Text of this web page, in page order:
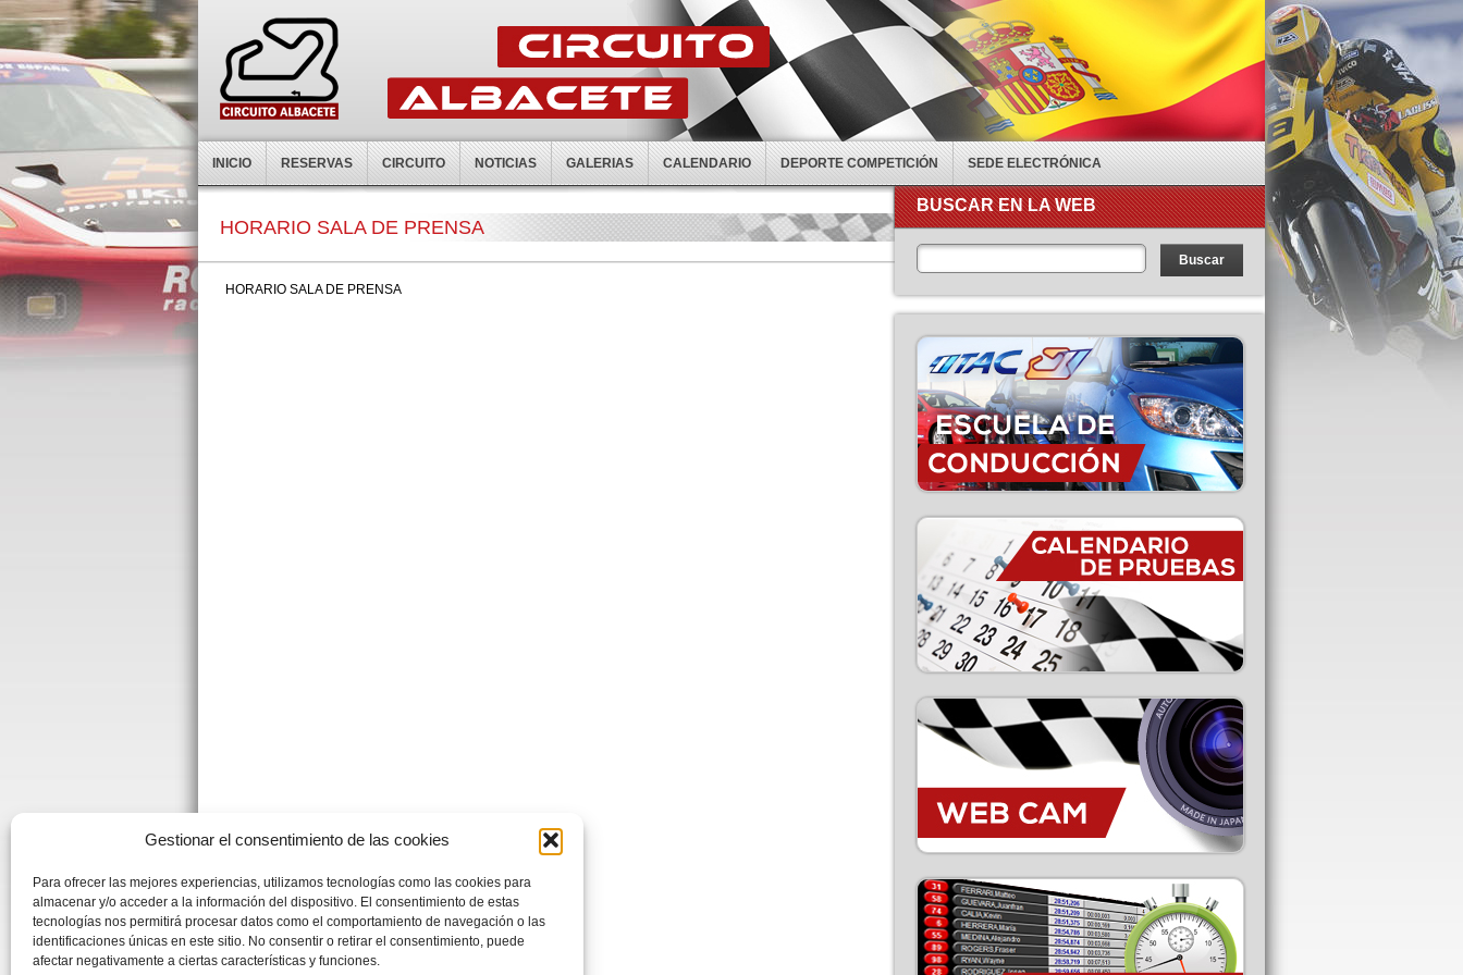
Gestionar el consentimiento de las cookies
Para ofrecer las mejores experiencias, utilizamos tecnologías como las cookies para
almacenar y/o acceder a la información del dispositivo. El consentimiento de estas
tecnologías nos permitirá procesar datos como el comportamiento de navegación o las
identificaciones únicas en este sitio. No consentir o retirar el consentimiento, puede
afectar negativamente a ciertas características y funciones.
INICIO RESERVAS CIRCUITO NOTICIAS GALERIAS CALENDARIO DEPORTE COMPETICIÓN SEDE ELECTRÓNICA
HORARIO SALA DE PRENSA
HORARIO SALA DE PRENSA
BUSCAR EN LA WEB